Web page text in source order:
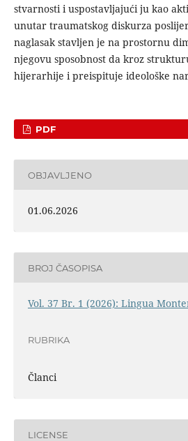
stvarnosti i uspostavljajući ju kao
unutar traumatskog diskurza
naglasak stavljen je na prostornu
njegovu sposobnost da kroz
hijerarhije i preispituje ideološke
PDF
OBJAVLJENO
01.06.2026
BROJ ČASOPISA
Vol. 37 Br. 1 (2026): Lingua
RUBRIKA
Članci
LICENSE